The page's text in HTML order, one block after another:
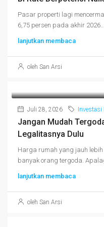
Pasar properti lagi
6,75 persen pada akhir
lanjutkan membaca
oleh San Arsi
Juli 28, 2026 Investasi
Jangan Mudah
Legalitasnya Dulu
Harga rumah yang jauh
banyak orang tergoda.
lanjutkan membaca
oleh San Arsi